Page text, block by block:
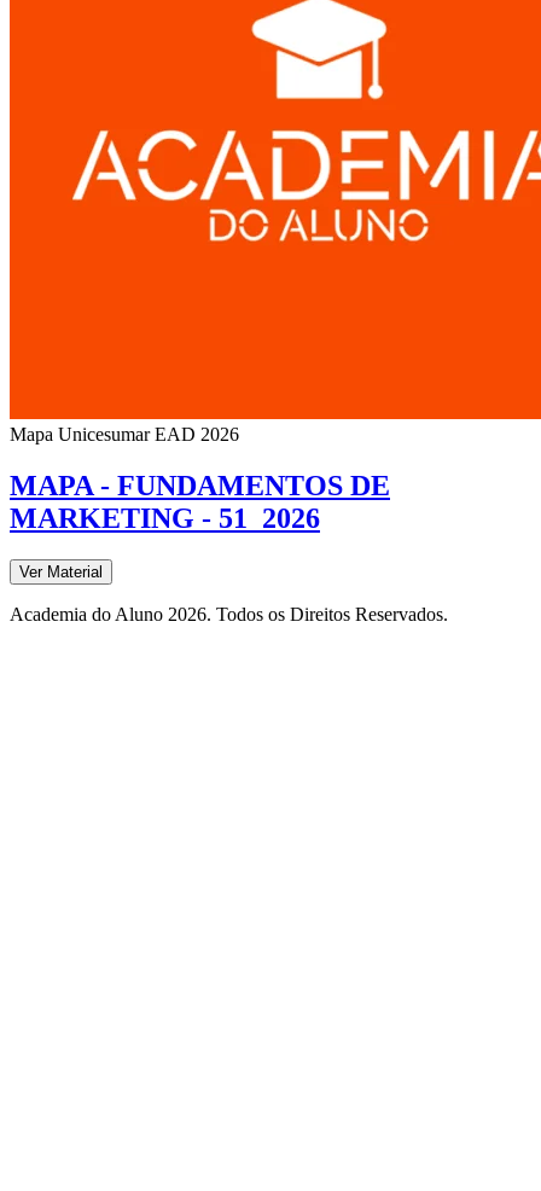
Mapa Unicesumar EAD 2026
MAPA - FUNDAMENTOS DE
MARKETING - 51_2026
Ver Material
Academia do Aluno 2026. Todos os Direitos Reservados.